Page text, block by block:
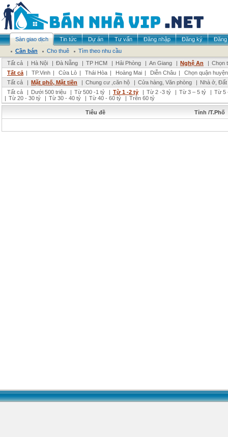
Sàn giao dịch Tin tức Dự án Tư vấn Đăng nhập Đăng ký
Đăng
Cần bán
Cho thuê
Tìm theo nhu cầu
Tất cả
| Hà Nội | Đà Nẵng | TP HCM | Hải Phòng | An Giang | Nghệ An | Chọn
Tất cả | TP.Vinh | Cửa Lò | Thái Hòa | Hoàng Mai | Diễn Châu |
Chọn quận
Tất cả
| Mặt phố, Mặt tiền | Chung cư ,căn hộ | Cửa hàng, Văn phòng | Nhà ở,
Tất cả
| Dưới 500 triệu | Từ 500 -1 tỷ | Từ 1 -2 tỷ | Từ 2 -3 tỷ | Từ 3 – 5 tỷ | Từ 5
| Từ 20 - 30 tỷ | Từ 30 - 40 tỷ | Từ 40 - 60 tỷ | Trên 60 tỷ
Tiêu đề Tỉnh /T.Phố